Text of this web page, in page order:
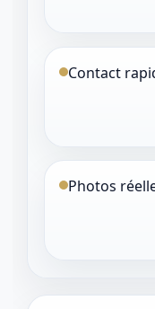
Contact
Photos